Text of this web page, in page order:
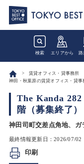
検索 エリアから 路
賃貸オフィス・貸事務所
神田・秋葉原の賃貸オフィス・貸事
The Kanda 282
階（募集終了）
神田司町交差点角地、ガ
最終情報更新日：2026/07/02
印刷